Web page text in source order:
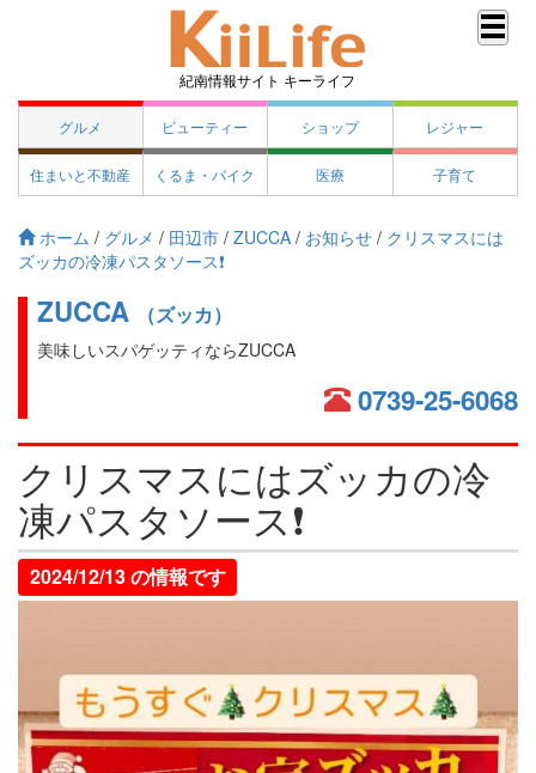
紀南情報サイト キーライフ
グルメ ビューティー ショップ レジャー
住まいと不動産 くるま・バイク 医療 子育て
ホーム / グルメ / 田辺市 / ZUCCA / お知らせ / クリスマスには
ズッカの冷凍パスタソース❗️
ZUCCA （ズッカ）
美味しいスパゲッティならZUCCA
0739-25-6068
クリスマスにはズッカの冷
凍パスタソース❗️
2024/12/13 の情報です